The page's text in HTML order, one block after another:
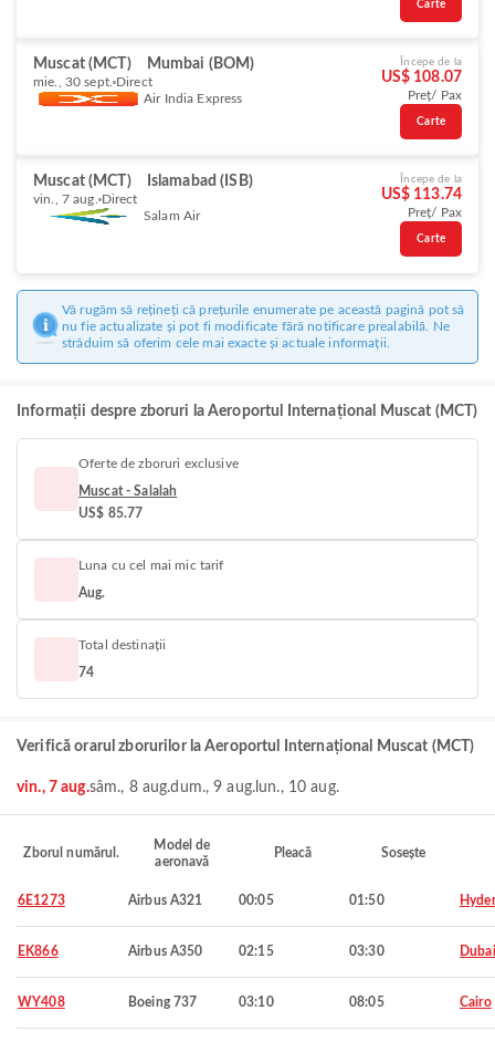
Carte
Muscat (MCT) Mumbai (BOM)
mie., 30 sept. Direct
Air India Express
Începe de la
US$ 108.07
Preț/ Pax
Carte
Muscat (MCT) Islamabad (ISB)
vin., 7 aug. Direct
Salam Air
Începe de la
US$ 113.74
Preț/ Pax
Carte
Vă rugăm să rețineți că prețurile enumerate pe această pagină pot să
nu fie actualizate și pot fi modificate fără notificare prealabilă. Ne
străduim să oferim cele mai exacte și actuale informații.
Informații despre zboruri la Aeroportul Internațional Muscat (MCT)
Oferte de zboruri exclusive
Muscat - Salalah
US$ 85.77
Luna cu cel mai mic tarif
Aug.
Total destinații
74
Verifică orarul zborurilor la Aeroportul Internațional Muscat (MCT)
vin., 7 aug.sâm., 8 aug.dum., 9 aug. lun., 10 aug.
Zborul numărul.
Model de
aeronavă
Pleacă Sosește
6E1273 Airbus A321 00:05 01:50
EK866 Airbus A350 02:15 03:30 Dubai
WY408 Boeing 737 03:10 08:05 Cairo